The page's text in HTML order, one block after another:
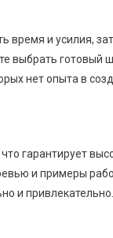
время и усилия,
выбрать
нет опыта в
гарантирует
и примеры
и привлекательно.